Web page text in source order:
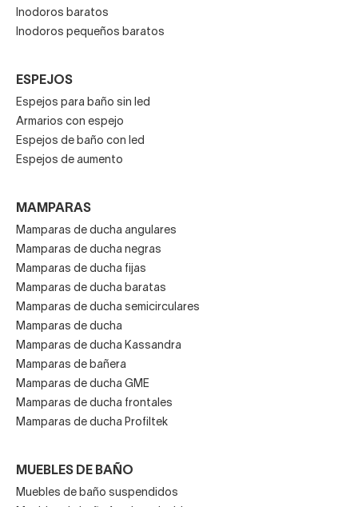
Inodoros baratos
Inodoros pequeños baratos
ESPEJOS
Espejos para baño sin led
Armarios con espejo
Espejos de baño con led
Espejos de aumento
MAMPARAS
Mamparas de ducha angulares
Mamparas de ducha negras
Mamparas de ducha fijas
Mamparas de ducha baratas
Mamparas de ducha semicirculares
Mamparas de ducha
Mamparas de ducha Kassandra
Mamparas de bañera
Mamparas de ducha GME
Mamparas de ducha frontales
Mamparas de ducha Profiltek
MUEBLES DE BAÑO
Muebles de baño suspendidos